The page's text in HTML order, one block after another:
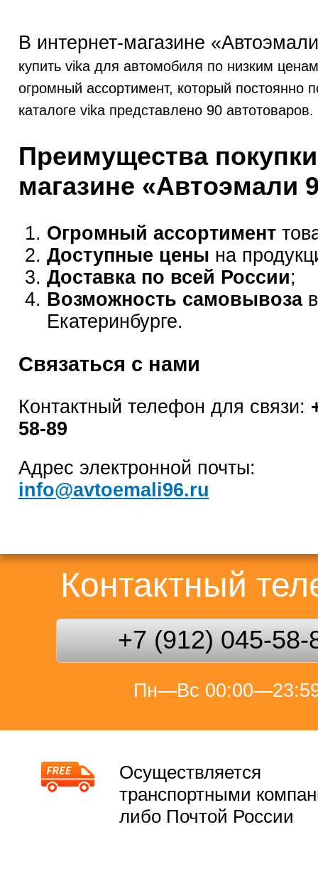
В интернет-магазине
купить vika для автомобиля по низким
огромный ассортимент, который постоянно
каталоге vika представлено 90 автотоваров.
Преимущества
магазине «Автоэмали
Огромный ассортимент
Доступные цены на
Доставка по всей России;
Возможность самовывозав
Екатеринбурге.
Связаться с нами
Контактный телефон для связи:
58-89
Адрес электронной почты:
info@avtoemali96.ru
Контактный
+7 (912) 045-58-
Пн—Вс
Осуществляется
транспортными
либо Почтой России